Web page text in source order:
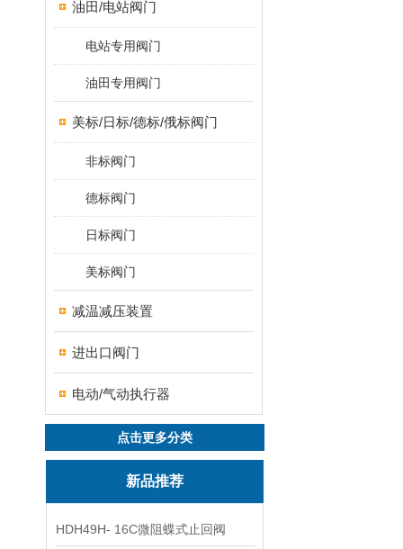
油田/电站阀门
电站专用阀门
油田专用阀门
美标/日标/德标/俄标阀门
非标阀门
德标阀门
日标阀门
美标阀门
减温减压装置
进出口阀门
电动/气动执行器
点击更多分类
新品推荐
HDH49H- 16C微阻蝶式止回阀